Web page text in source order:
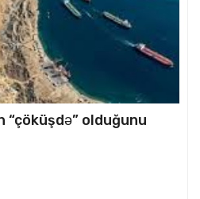
“çöküşdə” olduğunu